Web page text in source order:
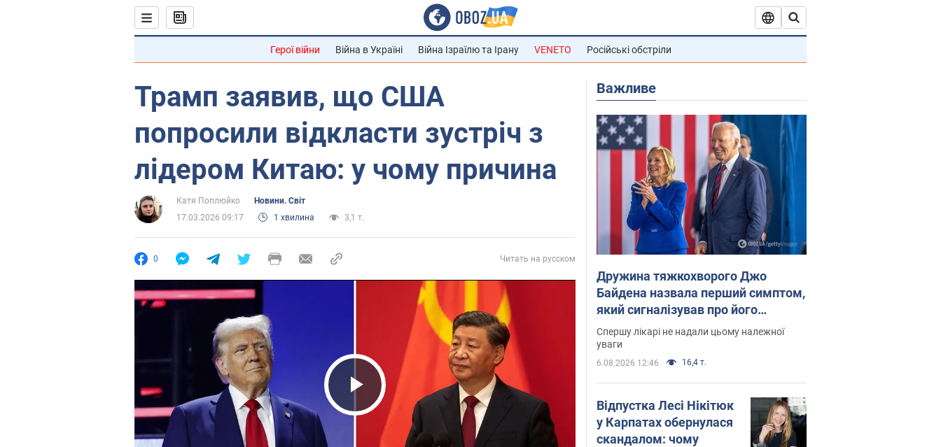
Герої війни Війна в Україні Війна Ізраїлю та Ірану VENETO Російські обстріли
Трамп заявив, що США
попросили відкласти зустріч з
лідером Китаю: у чому причина
Катя Поплюйко
Новини. Світ
17.03.2026 09:17
1 хвилина 3,1 т.
0 Читать на русском
Play Video
Важливе
Дружина тяжкохворого Джо
Байдена назвала перший симптом,
який сигналізував про його
"агресивний" рак
Спершу лікарі не надали цьому належної
уваги
6.08.2026 12:46 16,4 т.
Відпустка Лесі Нікітюк
у Карпатах обернулася
скандалом: чому